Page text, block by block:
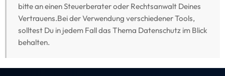
bitte an einen Steuerberater oder Rechtsanwalt Deines
Vertrauens.Bei der Verwendung verschiedener Tools,
solltest Du in jedem Fall das Thema Datenschutz im Blick
behalten.